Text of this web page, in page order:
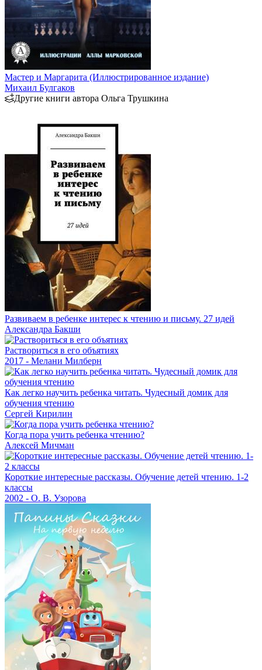
Мастер и Маргарита (Иллюстрированное издание)
Михаил Булгаков
Другие книги автора Ольга Трушкина
Развиваем в ребенке интерес к чтению и письму. 27 идей
Александра Бакши
Раствориться в его объятиях
2017 - Мелани Милберн
Как легко научить ребенка читать. Чудесный домик для
обучения чтению
Сергей Кирилин
Когда пора учить ребенка чтению?
Алексей Мичман
Короткие интересные рассказы. Обучение детей чтению. 1-2
классы
2002 - О. В. Узорова